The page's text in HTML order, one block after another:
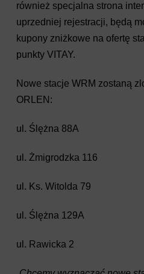
również specjalna strona
uprzedniej rejestracji, będą
kupony zniżkowe na ofertę
punkty VITAY.
Nowe stacje WRM zostaną
ORLEN:
ul. Ślężna 88A
ul. Żmigrodzka 116
ul. Ks. Witolda 79
ul. Ślężna 129A
ul. Rawicka 2